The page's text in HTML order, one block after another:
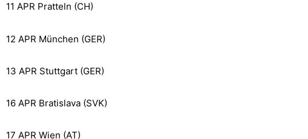
11 APR Pratteln (CH)
12 APR München (GER)
13 APR Stuttgart (GER)
16 APR Bratislava (SVK)
17 APR Wien (AT)